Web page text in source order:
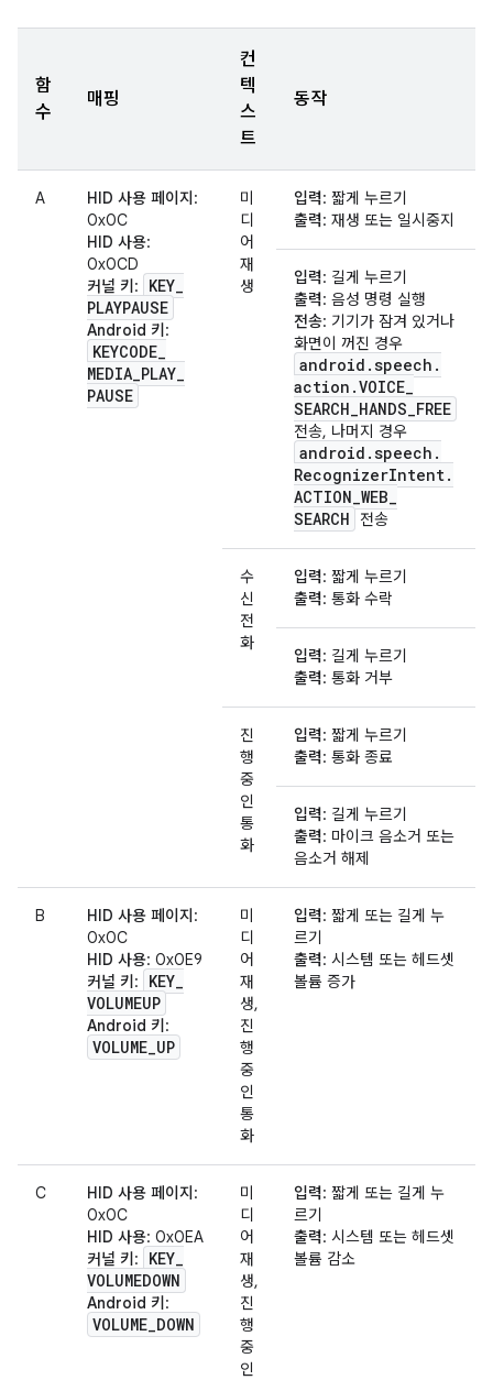
함
수
매핑
컨
텍
스
트
동작
A HID 사용 페이지:
0x0C
HID 사용:
0x0CD
커널 키: KEY_
PLAYPAUSE
Android 키:
KEYCODE_
MEDIA_PLAY_
PAUSE
미
디
어
재
생
입력: 짧게 누르기
출력: 재생 또는 일시중지
입력: 길게 누르기
출력: 음성 명령 실행
전송: 기기가 잠겨 있거나
화면이 꺼진 경우
android .speech .
action .VOICE_
SEARCH_HANDS_FREE
전송, 나머지 경우
android .speech .
RecognizerIntent.
ACTION_WEB_
SEARCH
전송
수
신
전
화
입력: 짧게 누르기
출력: 통화 수락
입력: 길게 누르기
출력: 통화 거부
진
행
중
인
통
화
입력: 짧게 누르기
출력: 통화 종료
입력: 길게 누르기
출력: 마이크 음소거 또는
음소거 해제
B HID 사용 페이지:
0x0C
HID 사용: 0x0E9
커널 키: KEY_
VOLUMEUP
Android 키:
VOLUME_UP
미
디
어
재
생,
진
행
중
인
통
화
입력: 짧게 또는 길게 누
르기
출력: 시스템 또는 헤드셋
볼륨 증가
C HID 사용 페이지:
0x0C
HID 사용: 0x0EA
커널 키: KEY_
VOLUMEDOWN
Android 키:
VOLUME_DOWN
미
디
어
재
생,
진
행
중
인
입력: 짧게 또는 길게 누
르기
출력: 시스템 또는 헤드셋
볼륨 감소